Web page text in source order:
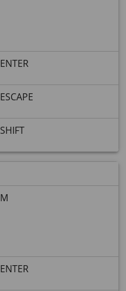
ENTER
ESCAPE
SHIFT
M
ENTER